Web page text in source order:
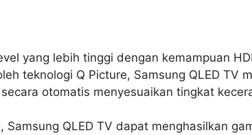
yang lebih tinggi dengan kemampuan
teknologi Q Picture, Samsung QLED TV
otomatis menyesuaikan tingkat
QLED TV dapat menghasilkan